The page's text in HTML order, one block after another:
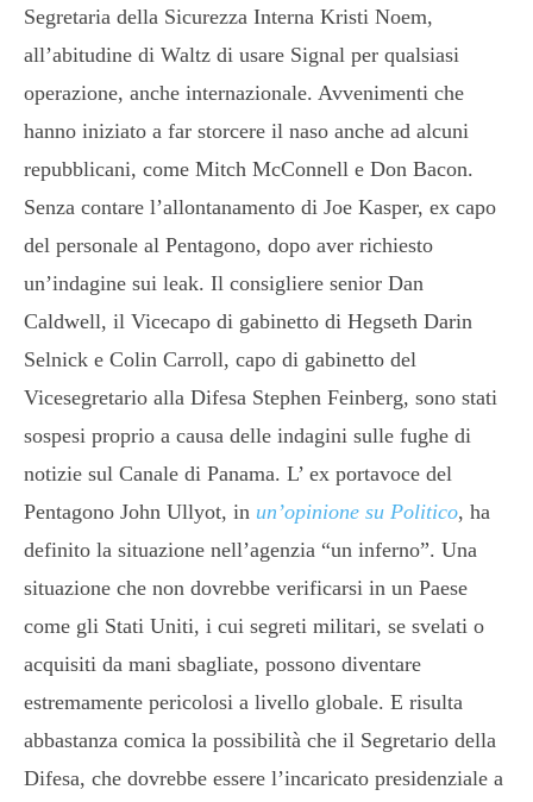
Segretaria della Sicurezza Interna Kristi Noem,
all’abitudine di Waltz di usare Signal per qualsiasi
operazione, anche internazionale. Avvenimenti che
hanno iniziato a far storcere il naso anche ad alcuni
repubblicani, come Mitch McConnell e Don Bacon.
Senza contare l’allontanamento di Joe Kasper, ex capo
del personale al Pentagono, dopo aver richiesto
un’indagine sui leak. Il consigliere senior Dan
Caldwell, il Vicecapo di gabinetto di Hegseth Darin
Selnick e Colin Carroll, capo di gabinetto del
Vicesegretario alla Difesa Stephen Feinberg, sono stati
sospesi proprio a causa delle indagini sulle fughe di
notizie sul Canale di Panama. L’ ex portavoce del
Pentagono John Ullyot, in un’opinione su Politico, ha
definito la situazione nell’agenzia “un inferno”. Una
situazione che non dovrebbe verificarsi in un Paese
come gli Stati Uniti, i cui segreti militari, se svelati o
acquisiti da mani sbagliate, possono diventare
estremamente pericolosi a livello globale. E risulta
abbastanza comica la possibilità che il Segretario della
Difesa, che dovrebbe essere l’incaricato presidenziale a